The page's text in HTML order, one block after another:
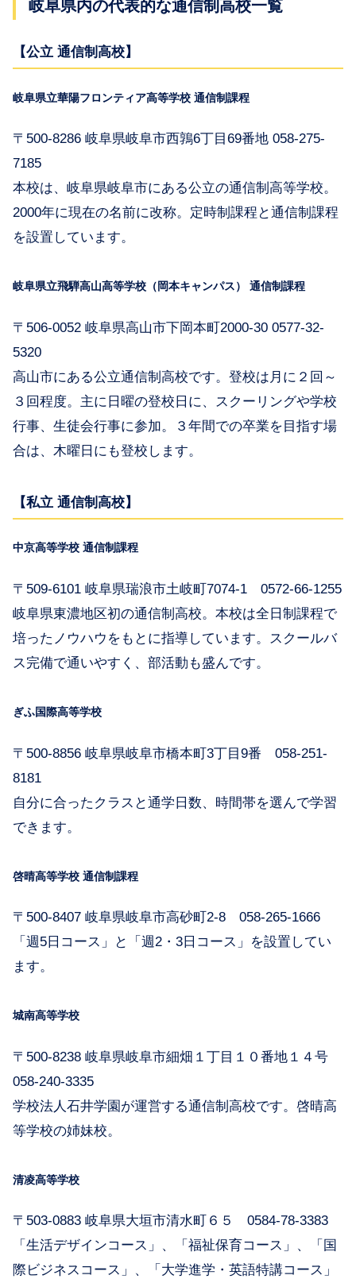
岐阜県内の代表的な通信制高校一覧
【公立 通信制高校】
岐阜県立華陽フロンティア高等学校 通信制課程
〒500-8286 岐阜県岐阜市西鶉6丁目69番地 058-275-
7185
本校は、岐阜県岐阜市にある公立の通信制高等学校。
2000年に現在の名前に改称。定時制課程と通信制課程
を設置しています。
岐阜県立飛騨高山高等学校（岡本キャンパス） 通信制課程
〒506-0052 岐阜県高山市下岡本町2000-30 0577-32-
5320
高山市にある公立通信制高校です。登校は月に２回～
３回程度。主に日曜の登校日に、スクーリングや学校
行事、生徒会行事に参加。３年間での卒業を目指す場
合は、木曜日にも登校します。
【私立 通信制高校】
中京高等学校 通信制課程
〒509-6101 岐阜県瑞浪市土岐町7074-1 0572-66-1255
岐阜県東濃地区初の通信制高校。本校は全日制課程で
培ったノウハウをもとに指導しています。スクールバ
ス完備で通いやすく、部活動も盛んです。
ぎふ国際高等学校
〒500-8856 岐阜県岐阜市橋本町3丁目9番 058-251-
8181
自分に合ったクラスと通学日数、時間帯を選んで学習
できます。
啓晴高等学校 通信制課程
〒500-8407 岐阜県岐阜市高砂町2-8 058-265-1666
「週5日コース」と「週2・3日コース」を設置してい
ます。
城南高等学校
〒500-8238 岐阜県岐阜市細畑１丁目１０番地１４号
058-240-3335
学校法人石井学園が運営する通信制高校です。啓晴高
等学校の姉妹校。
清凌高等学校
〒503-0883 岐阜県大垣市清水町６５ 0584-78-3383
「生活デザインコース」、「福祉保育コース」、「国
際ビジネスコース」、「大学進学・英語特講コース」